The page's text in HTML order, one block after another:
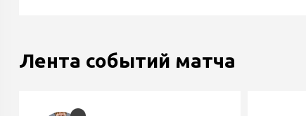
Лента событий матча